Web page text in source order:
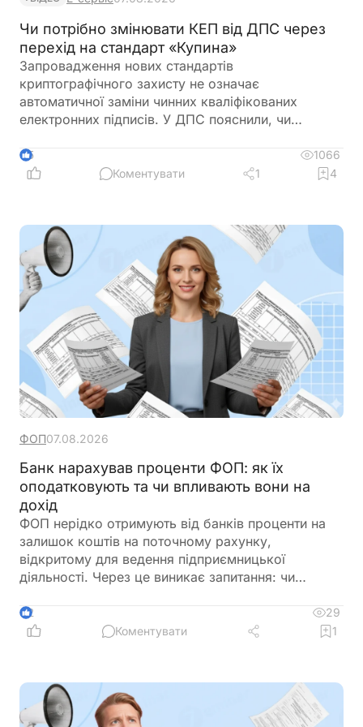
Чи потрібно змінювати КЕП від ДПС через
перехід на стандарт «Купина»
Запровадження нових стандартів
криптографічного захисту не означає
автоматичної заміни чинних кваліфікованих
електронних підписів. У ДПС пояснили, чи
ДПС, після переходу на новий стандарт «Купина»
та чи потрібно користувачам отримувати нові
5
1066
Коментувати
1 4
ФОП07.08.2026
Банк нарахував проценти ФОП: як їх
оподатковують та чи впливають вони на
дохід
ФОП нерідко отримують від банків проценти на
залишок коштів на поточному рахунку,
відкритому для ведення підприємницької
діяльності. Через це виникає запитання: чи
підприємницького доходу та сплачувати з них
податки як із доходу ФОП. Податкове
фізичної особи. Саме тому проценти, нараховані
банком на залишок коштів, мають окремий
порядок оподаткування
2
29
Коментувати
1